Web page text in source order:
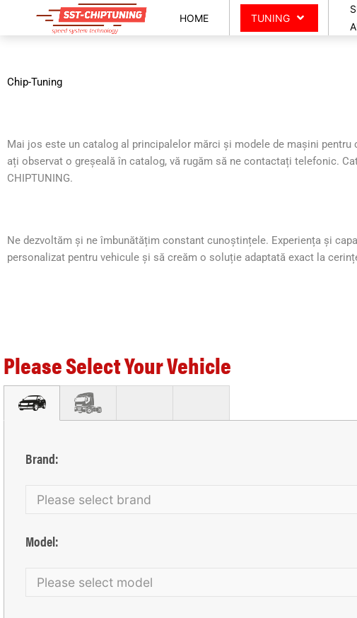
HOME TUNING
Chip-Tuning
Mai jos este un catalog al principalelor mărci și modele de mașini
ați observat o greșeală în catalog, vă rugăm să ne contactați telefonic.
CHIPTUNING.
Ne dezvoltăm și ne îmbunătățim constant cunoștințele. Experiența și
personalizat pentru vehicule și să creăm o soluție adaptată exact la
Please Select Your Vehicle
Brand:
Model: